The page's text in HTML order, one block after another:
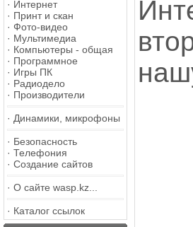
· Интернет
· Принт и скан
· Фото-видео
· Мультимедиа
· Компьютеры - общая
· Программное
· Игры ПК
· Радиодело
· Производители
· Динамики, микрофоны
· Безопасность
· Телефония
· Создание сайтов
· О сайте wasp.kz...
· Каталог ссылок